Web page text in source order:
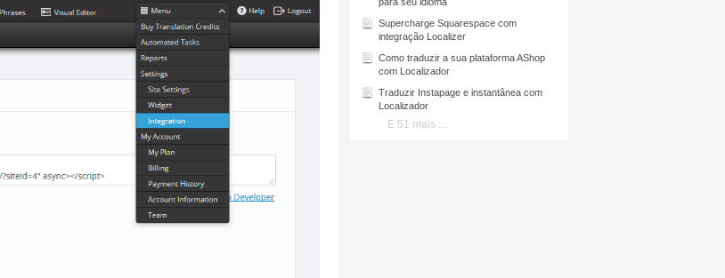
Supercharge Squarespace com
integração Localizer
Como traduzir a sua plataforma AShop
com Localizador
Traduzir Instapage e instantânea com
Localizador
E 51 mais ...